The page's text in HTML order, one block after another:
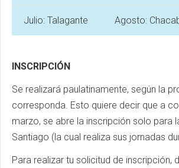
Julio: Talagante Agosto:
INSCRIPCIÓN
Se realizará paulatinamente, según la
corresponda. Esto quiere decir que a
marzo, se abre la inscripción solo para
Santiago (la cual realiza sus jornadas
Para realizar tu solicitud de inscripción,